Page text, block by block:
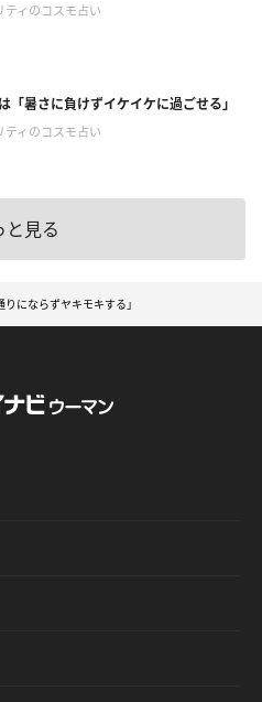
ティのコスモ占い
「暑さに負けずイケイケに過ごせる」
ティのコスモ占い
と見る
にならずヤキモキする」